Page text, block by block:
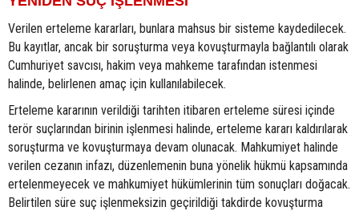
Verilen erteleme kararları, bunlara mahsus bir sisteme kaydedilecek.
Bu kayıtlar, ancak bir soruşturma veya kovuşturmayla bağlantılı olarak
Cumhuriyet savcısı, hakim veya mahkeme tarafından istenmesi
halinde, belirlenen amaç için kullanılabilecek.
Erteleme kararının verildiği tarihten itibaren erteleme süresi içinde
terör suçlarından birinin işlenmesi halinde, erteleme kararı kaldırılarak
soruşturma ve kovuşturmaya devam olunacak. Mahkumiyet halinde
verilen cezanın infazı, düzenlemenin buna yönelik hükmü kapsamında
ertelenmeyecek ve mahkumiyet hükümlerinin tüm sonuçları doğacak.
Belirtilen süre suç işlenmeksizin geçirildiği takdirde kovuşturma